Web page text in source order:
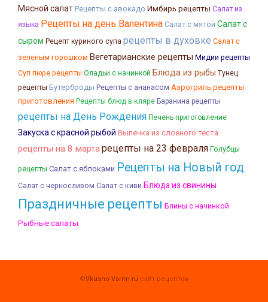
Мясной салат Рецепты с авокадо Имбирь рецепты Салат из
языка Рецепты на день Валентина Салат с мятой Салат с
сыром Рецепт куриного супа рецепты в духовке Салат с
зеленым горошком Вегетарианские рецепты Мидии рецепты
Суп пюре рецепты Оладьи с начинкой Блюда из рыбы Тунец
рецепты Бутерброды Рецепты с ананасом Аэрогриль рецепты
приготовления Рецепты блюд в кляре Баранина рецепты
рецепты на День Рождения Печень приготовление
Закуска с красной рыбой Выпечка из слоеного теста
рецепты на 8 мартарецепты на 23 февраля Голубцы
рецепты Салат с яблоками Рецепты на Новый год
Салат с черносливом Салат с киви Блюда из свинины
Праздничные рецепты Блины с начинкой
Рыбные салаты
©Vkusno-Varim.ru сайт рецептов